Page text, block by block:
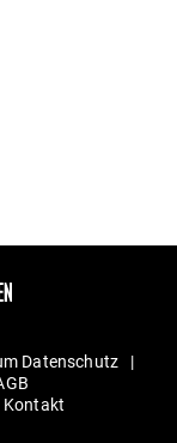
Daten­schutz
Kontakt